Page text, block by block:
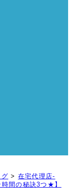
> 在宅代理店-
間の秘訣3つ★】